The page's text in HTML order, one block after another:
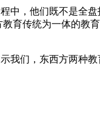
，他们既不是全盘
育传统为一体的教
我们，东西方两种